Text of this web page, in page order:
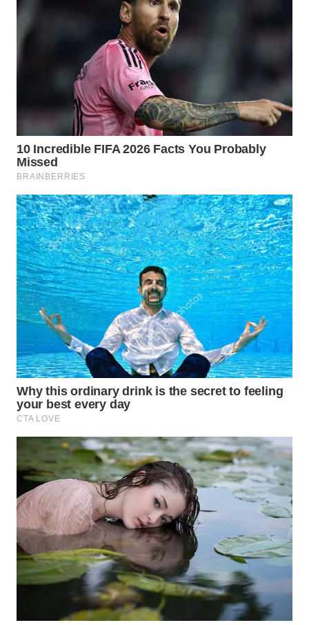
MAJALENGKA
WN
SUBANG
WN
SUKABUMI
WN
PURWAKARTA
WN
PRIANGAN
TIMUR
WN
SEMARANG
SOLO
WN
BOROBUDUR
WN
MADURA
SURABAYA